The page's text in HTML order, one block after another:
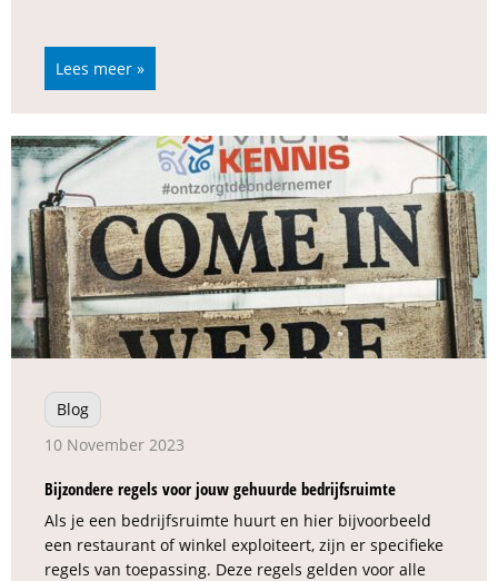
Lees meer »
Blog
10 November 2023
Bijzondere regels voor jouw gehuurde bedrijfsruimte
Als je een bedrijfsruimte huurt en hier bijvoorbeeld
een restaurant of winkel exploiteert, zijn er specifieke
regels van toepassing. Deze regels gelden voor alle